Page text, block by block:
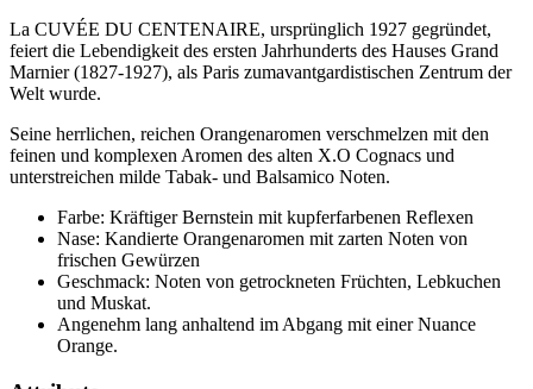
La CUVÉE DU CENTENAIRE, ursprünglich 1927 gegründet,
feiert die Lebendigkeit des ersten Jahrhunderts des Hauses Grand
Marnier (1827-1927), als Paris zumavantgardistischen Zentrum der
Welt wurde.
Seine herrlichen, reichen Orangenaromen verschmelzen mit den
feinen und komplexen Aromen des alten X.O Cognacs und
unterstreichen milde Tabak- und Balsamico Noten.
Farbe: Kräftiger Bernstein mit kupferfarbenen Reflexen
Nase: Kandierte Orangenaromen mit zarten Noten von
frischen Gewürzen
Geschmack: Noten von getrockneten Früchten, Lebkuchen
und Muskat.
Angenehm lang anhaltend im Abgang mit einer Nuance
Orange.